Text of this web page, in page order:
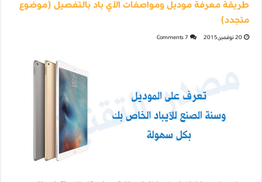
طريقة معرفة موديل ومواصفات الآي باد بالتفصيل (موضوع
متجدد)
20 نوفمبر,2015 7 Comments